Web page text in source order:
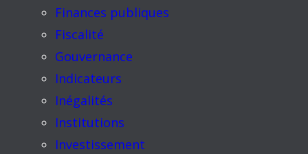
Finances publiques
Fiscalité
Gouvernance
Indicateurs
Inégalités
Institutions
Investissement